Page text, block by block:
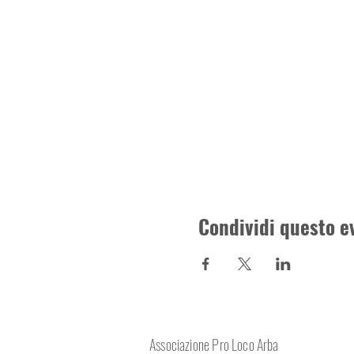
Condividi questo
Associazione Pro Loco Arba